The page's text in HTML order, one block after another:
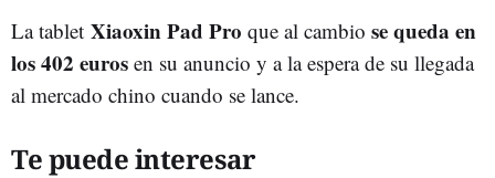
La tablet Xiaoxin Pad Pro que al cambio se queda en
los 402 euros en su anuncio y a la espera de su llegada
al mercado chino cuando se lance.
Te puede interesar